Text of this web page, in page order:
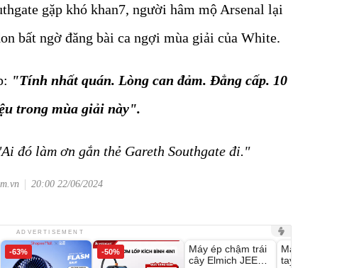
gặp khó khan7, người hâm mộ Arsenal lại
bất ngờ đăng bài ca ngợi mùa giải của White.
"Tính nhất quán. Lòng can đảm. Đẳng cấp. 10
trong mùa giải này".
đó làm ơn gắn thẻ Gareth Southgate đi."
20:00 22/06/2024
ADVERTISEMENT
-63% -50% -28%
Máy ép chậm trái
cây Elmich JEE
Máy rửa xe cầm
tay xịt rửa cao áp